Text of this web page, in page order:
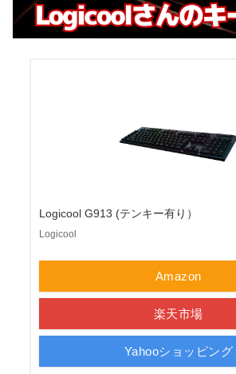
Logicool G913 (テンキー有り）
Logicool
Amazon
楽天市場
Yahooショッピング